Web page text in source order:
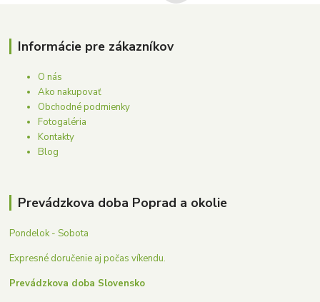
Informácie pre zákazníkov
O nás
Ako nakupovať
Obchodné podmienky
Fotogaléria
Kontakty
Blog
Prevádzkova doba Poprad a okolie
Pondelok - Sobota
Expresné doručenie aj počas víkendu.
Prevádzkova doba Slovensko